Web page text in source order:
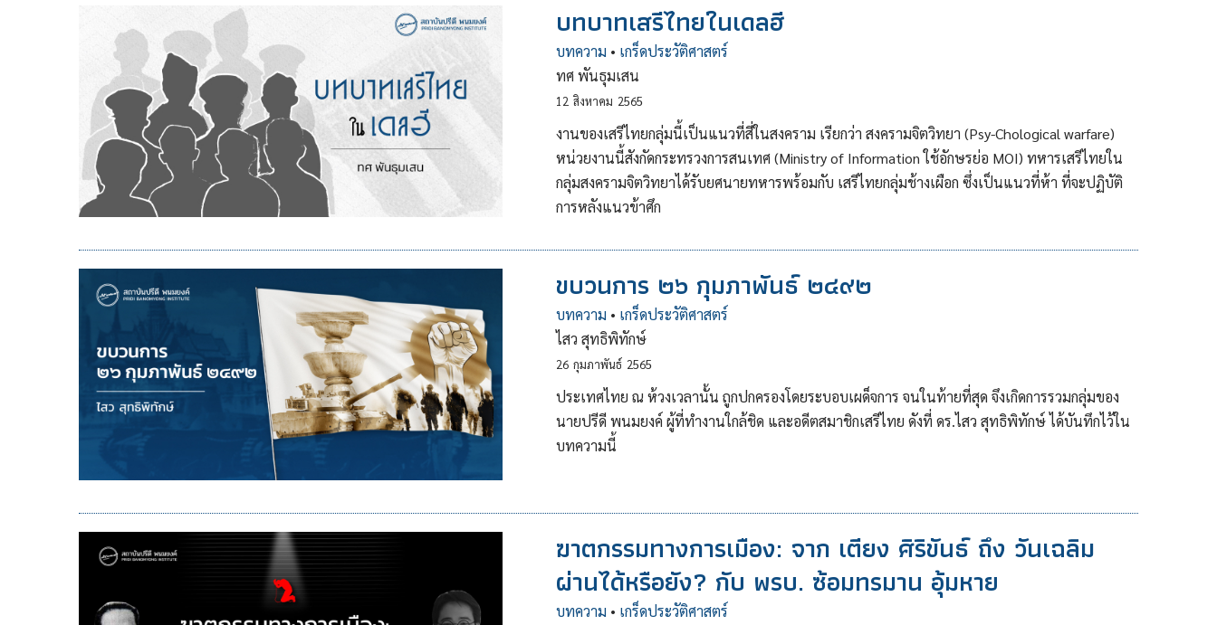
บทบาทเสรีไทยในเดลฮี
บทความ • เกร็ดประวัติศาสตร์
ทศ พันธุมเสน
12 สิงหาคม 2565
งานของเสรีไทยกลุ่มนี้เป็นแนวที่สี่ในสงคราม เรียกว่า สงครามจิตวิทยา (Psy-Chological warfare)
หน่วยงานนี้สังกัดกระทรวงการสนเทศ (Ministry of Information ใช้อักษรย่อ MOI) ทหารเสรีไทยใน
กลุ่มสงครามจิตวิทยาได้รับยศนายทหารพร้อมกับ เสรีไทยกลุ่มช้างเผือก ซึ่งเป็นแนวที่ห้า ที่จะปฏิบัติ
การหลังแนวข้าศึก
ขบวนการ ๒๖ กุมภาพันธ์ ๒๔๙๒
บทความ • เกร็ดประวัติศาสตร์
ไสว สุทธิพิทักษ์
26 กุมภาพันธ์ 2565
ประเทศไทย ณ ห้วงเวลานั้น ถูกปกครองโดยระบอบเผด็จการ จนในท้ายที่สุด จึงเกิดการรวมกลุ่มของ
นายปรีดี พนมยงค์ ผู้ที่ทำงานใกล้ชิด และอดีตสมาชิกเสรีไทย ดังที่ ดร.ไสว สุทธิพิทักษ์ ได้บันทึกไว้ใน
บทความนี้
ฆาตกรรมทางการเมือง: จาก เตียง ศิริขันธ์ ถึง วันเฉลิม
ผ่านได้หรือยัง? กับ พรบ. ซ้อมทรมาน อุ้มหาย
บทความ • เกร็ดประวัติศาสตร์